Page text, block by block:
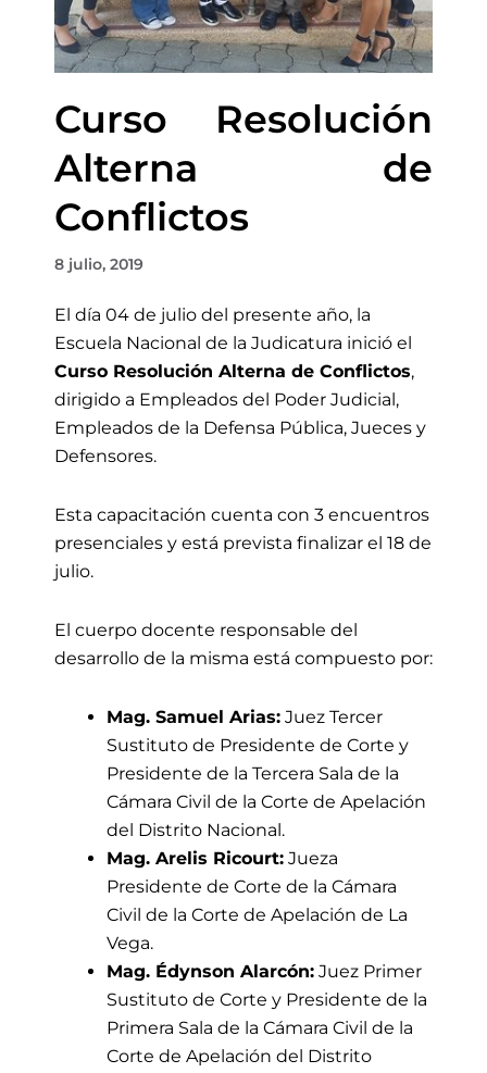
Curso Resolución
Alterna de
Conflictos
8 julio, 2019
El día 04 de julio del presente año, la
Escuela Nacional de la Judicatura inició el
Curso Resolución Alterna de Conflictos,
dirigido a Empleados del Poder Judicial,
Empleados de la Defensa Pública, Jueces y
Defensores.
Esta capacitación cuenta con 3 encuentros
presenciales y está prevista finalizar el 18 de
julio.
El cuerpo docente responsable del
desarrollo de la misma está compuesto por:
Mag. Samuel Arias: Juez Tercer
Sustituto de Presidente de Corte y
Presidente de la Tercera Sala de la
Cámara Civil de la Corte de Apelación
del Distrito Nacional.
Mag. Arelis Ricourt: Jueza
Presidente de Corte de la Cámara
Civil de la Corte de Apelación de La
Vega.
Mag. Édynson Alarcón: Juez Primer
Sustituto de Corte y Presidente de la
Primera Sala de la Cámara Civil de la
Corte de Apelación del Distrito